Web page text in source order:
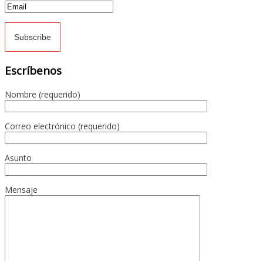
Escríbenos
Nombre (requerido)
Correo electrónico (requerido)
Asunto
Mensaje